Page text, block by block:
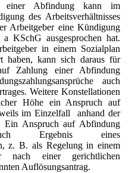
Abfindung kann im
des Arbeitsverhältnisses
Arbeitgeber eine Kündigung
KSchG ausgesprochen hat.
in einem Sozialplan
haben, kann sich daraus für
Zahlung einer Abfindung
auch
Weitere Konstellationen
Höhe ein Anspruch auf
im Einzelfall anhand der
Ein Anspruch auf Abfindung
Ergebnis eines
z. B. als Regelung in einem
nach einer gerichtlichen
Auflösungsantrag.